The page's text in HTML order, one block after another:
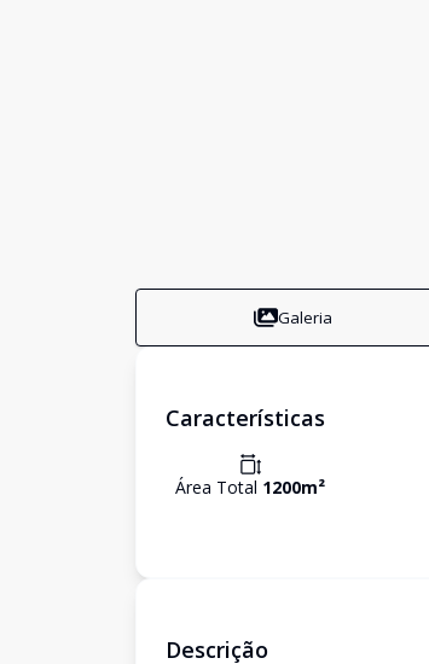
Galeria
Características
Área Total 1200m²
Descrição